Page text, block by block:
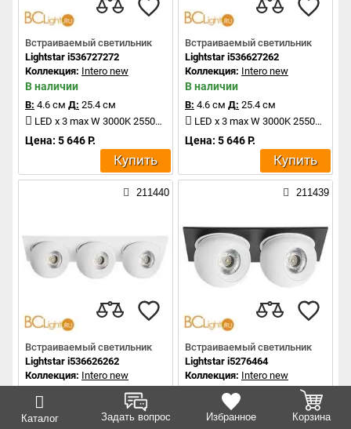
Каталог Задать вопрос Избранное Корзина
Встраиваемый светильник
Lightstar i536727272
Коллекция: Intero new
В наличии
В: 4.6 см Д: 25.4 см
LED x 3 max W 3000K 2550Lm
Цена: 5 646 Р.
Купить
Встраиваемый светильник
Lightstar i536627262
Коллекция: Intero new
В наличии
В: 4.6 см Д: 25.4 см
LED x 3 max W 3000K 2550Lm
Цена: 5 646 Р.
Купить
211440
Встраиваемый светильник
Lightstar i536626262
Коллекция: Intero new
В наличии
4.6 см
LED x 3 max W 3000K 2550Lm
211439
Встраиваемый светильник
Lightstar i5276464
Коллекция: Intero new
В наличии
4.6 см Д:
LED x 2 max W 4000K 1700Lm